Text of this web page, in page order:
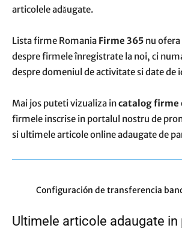
articolele adăugate.
Lista firme Romania Firme 365 nu
despre firmele înregistrate la noi, ci
despre domeniul de activitate si date de
Mai jos puteti vizualiza incatalog firme
firmele inscrise in portalul nostru de
si ultimele articole online adaugate de
De ce datele din apeluri devin noul
Ultimele articole adaugate in